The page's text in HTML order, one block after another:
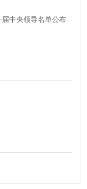
中央领导名单公布